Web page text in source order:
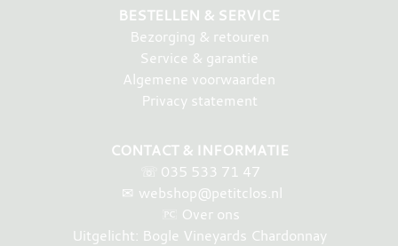
BESTELLEN & SERVICE
Bezorging & retouren
Service & garantie
Algemene voorwaarden
Privacy statement
CONTACT & INFORMATIE
☏ 035 533 71 47
✉ webshop@petitclos.nl
Over ons
Uitgelicht: Bogle Vineyards Chardonnay